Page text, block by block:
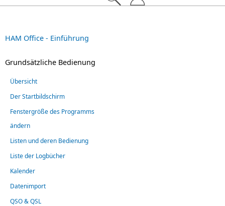
HAM Office - Einführung
Grundsätzliche Bedienung
Übersicht
Der Startbildschirm
Fenstergröße des Programms
ändern
Listen und deren Bedienung
Liste der Logbücher
Kalender
Datenimport
QSO & QSL